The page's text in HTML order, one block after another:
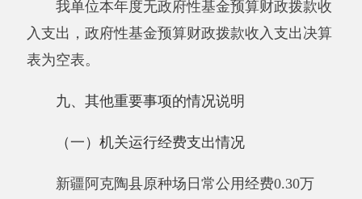
用车主要是：无；单位价值50万元以上通用设备
0台（套）、单位价值100万元以上专用设备0台
（套）。
十、预算绩效的情况说明
根据预算绩效管理要求，我单位2019年度开